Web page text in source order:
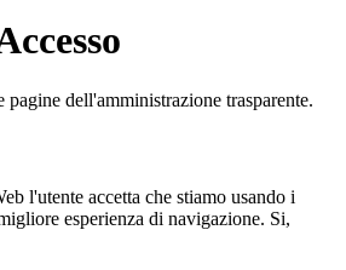
pagine dell'amministrazione trasparente.
l'utente accetta che stiamo usando i
esperienza di navigazione. Si,